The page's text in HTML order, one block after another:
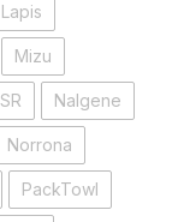
Lapis
Mizu
Nalgene
Norrona
PackTowl